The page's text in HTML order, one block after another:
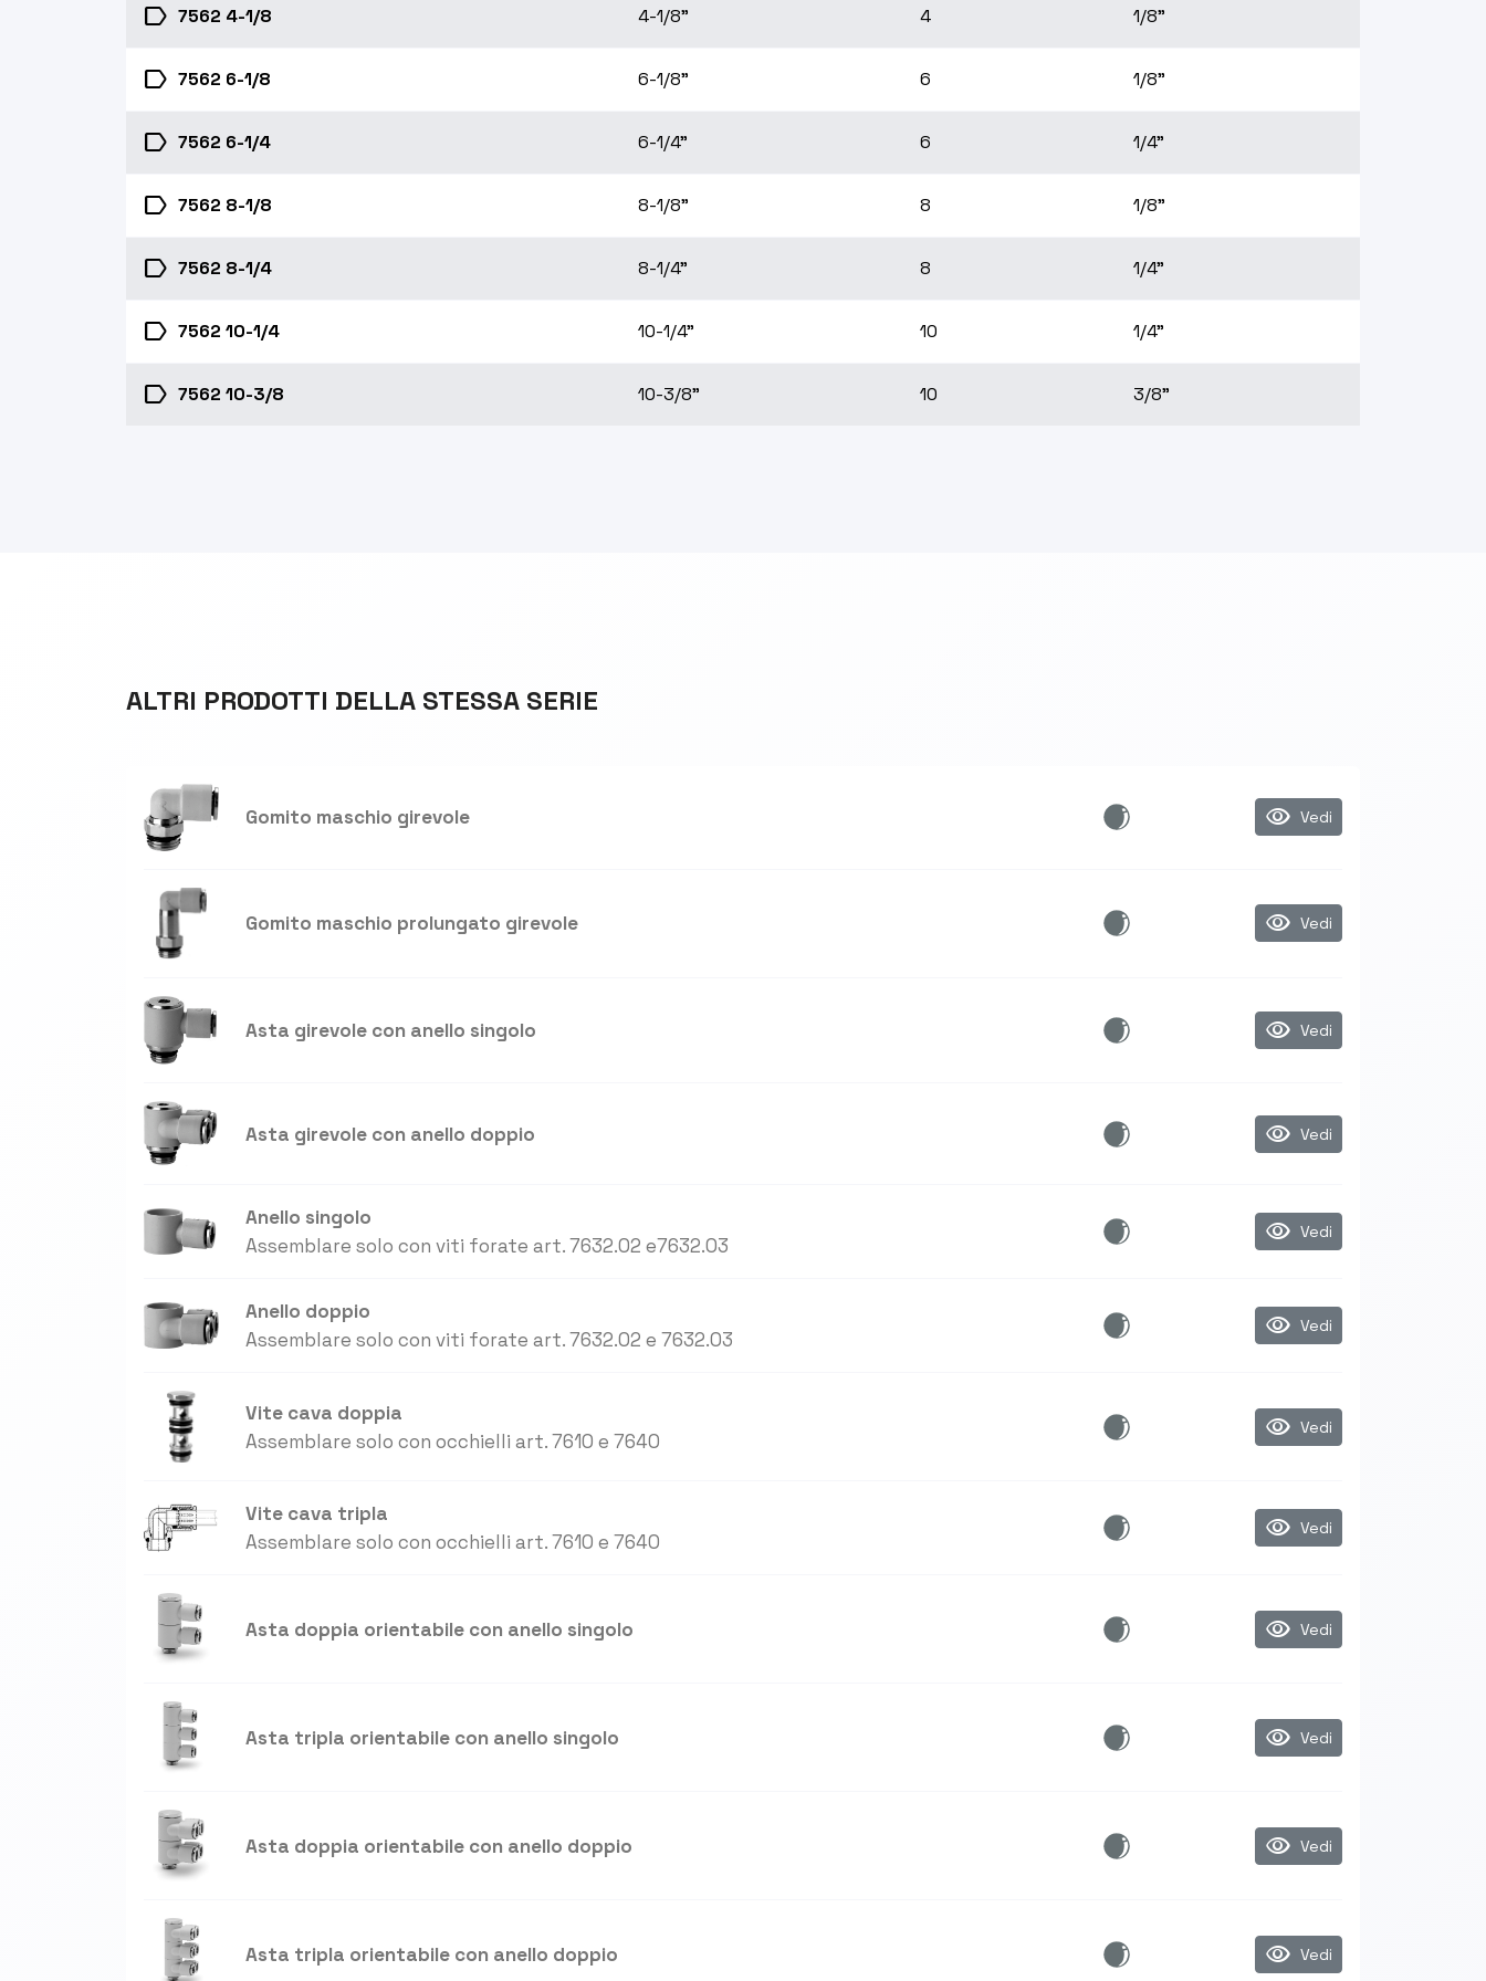
label 7562 4-1/8 4-1/8" 4 1/8"
label 7562 6-1/8 6-1/8" 6 1/8"
label 7562 6-1/4 6-1/4" 6 1/4"
label 7562 8-1/8 8-1/8" 8 1/8"
label 7562 8-1/4 8-1/4" 8 1/4"
label 7562 10-1/4 10-1/4" 10 1/4"
label 7562 10-3/8 10-3/8" 10 3/8"
ALTRI PRODOTTI DELLA STESSA SERIE
Gomito maschio girevole visibility Vedi
Gomito maschio prolungato girevole visibility Vedi
Asta girevole con anello singolo visibility Vedi
Asta girevole con anello doppio visibility Vedi
Anello singolo
Assemblare solo con viti forate art. 7632.02 e7632.03
visibility Vedi
Anello doppio
Assemblare solo con viti forate art. 7632.02 e 7632.03
visibility Vedi
Vite cava doppia
Assemblare solo con occhielli art. 7610 e 7640
visibility Vedi
Vite cava tripla
Assemblare solo con occhielli art. 7610 e 7640
visibility Vedi
Asta doppia orientabile con anello singolo visibility Vedi
Asta tripla orientabile con anello singolo visibility Vedi
Asta doppia orientabile con anello doppio visibility Vedi
Asta tripla orientabile con anello doppio visibility Vedi